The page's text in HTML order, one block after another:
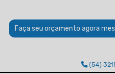
Faça seu orçamento agora
(54)